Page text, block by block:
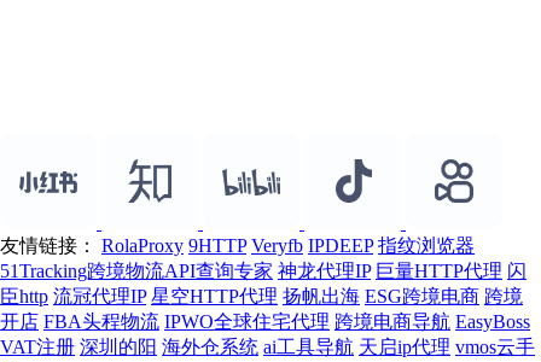
友情链接： RolaProxy 9HTTP Veryfb IPDEEP 指纹浏览器
51Tracking跨境物流API查询专家 神龙代理IP 巨量HTTP代理 闪
臣http 流冠代理IP 星空HTTP代理 扬帆出海 ESG跨境电商 跨境
开店 FBA头程物流 IPWO全球住宅代理 跨境电商导航 EasyBoss
VAT注册 深圳的阳 海外仓系统 ai工具导航 天启ip代理 vmos云手